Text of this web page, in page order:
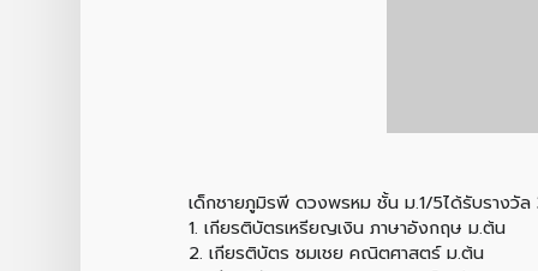
เด็กชายภูมิรพี ดวงพรหม ชั้น ม.1/5ได้รับรางวัล
1. เกียรติบัตรเหรียญเงิน ภาษาอังกฤษ ม.ต้น
2. เกียรติบัตร ชมเชย คณิตศาสตร์ ม.ต้น